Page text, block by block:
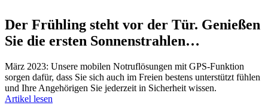
Der Frühling steht vor der Tür. Genießen
Sie die ersten Sonnenstrahlen…
März 2023: Unsere mobilen Notruflösungen mit GPS-Funktion
sorgen dafür, dass Sie sich auch im Freien bestens unterstützt fühlen
und Ihre Angehörigen Sie jederzeit in Sicherheit wissen.
Artikel lesen